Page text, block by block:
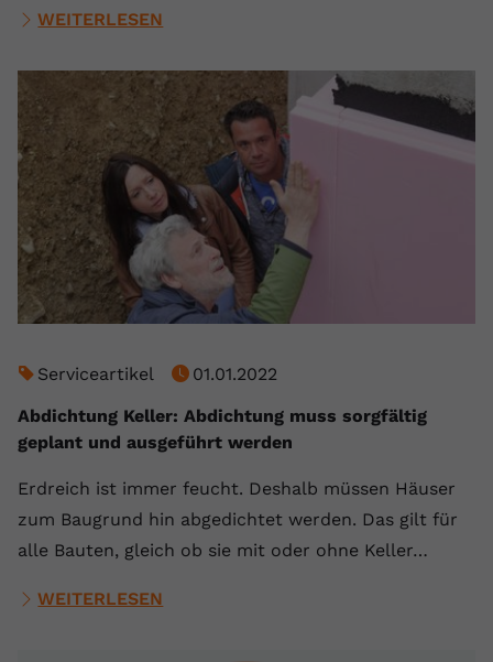
WEITERLESEN
Serviceartikel
01.01.2022
Abdichtung Keller: Abdichtung muss sorgfältig
geplant und ausgeführt werden
Erdreich ist immer feucht. Deshalb müssen Häuser
zum Baugrund hin abgedichtet werden. Das gilt für
alle Bauten, gleich ob sie mit oder ohne Keller…
WEITERLESEN